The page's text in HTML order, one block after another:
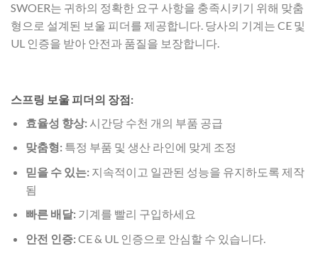
SWOER는 귀하의 정확한 요구 사항을 충족시키기 위해 맞춤
형으로 설계된 보울 피더를 제공합니다. 당사의 기계는 CE 및
UL 인증을 받아 안전과 품질을 보장합니다.
스프링 보울 피더의 장점:
효율성 향상: 시간당 수천 개의 부품 공급
맞춤형: 특정 부품 및 생산 라인에 맞게 조정
믿을 수 있는: 지속적이고 일관된 성능을 유지하도록 제작
됨
빠른 배달: 기계를 빨리 구입하세요
안전 인증:CE & UL 인증으로 안심할 수 있습니다.